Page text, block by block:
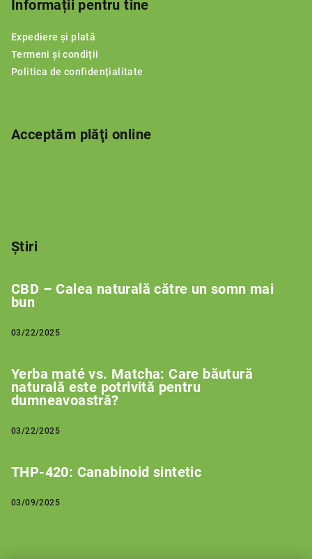
Informații pentru tine
Expediere și plată
Termeni și condiții
Politica de confidențialitate
Acceptăm plăţi online
Știri
CBD – Calea naturală către un somn mai
bun
03/22/2025
Yerba maté vs. Matcha: Care băutură
naturală este potrivită pentru
dumneavoastră?
03/22/2025
THP-420: Canabinoid sintetic
03/09/2025